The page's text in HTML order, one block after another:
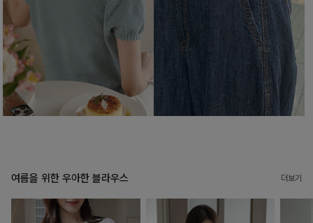
여름을 위한 우아한 블라우스 더보기